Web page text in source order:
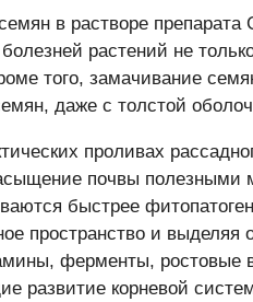
в растворе препарата
растений не
того, замачивание
даже с толстой
проливах
почвы полезными
быстрее
пространство и выделяя
ферменты, ростовые
развитие корневой